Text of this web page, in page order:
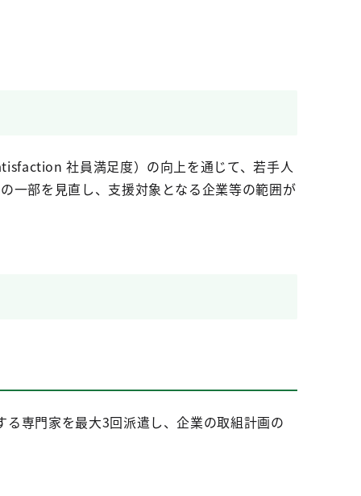
社員満足度）の向上を通じて、若手人
一部を見直し、支援対象となる企業等の範囲が
専門家を最大3回派遣し、企業の取組計画の